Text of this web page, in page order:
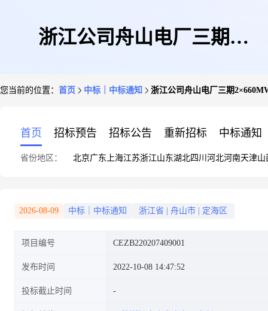
浙江公司舟山电厂三期
告
您当前的位置： 首页 中标｜中标通知 浙江公司舟山电厂三期
首页 招标预告 招标公告 重新招标 中标通知
省份地区： 北京广东 上海江苏浙江山东湖北四川 河北河南天津山
2026-08-09 中标｜中标通知 浙江省 舟山市 定海区
项目编号 CEZB220207409001
发布时间 2022-10-08 14:47:52
投标截止时间